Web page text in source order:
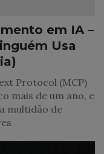
em IA –
Usa
Protocol (MCP)
mais de um ano, e
multidão de